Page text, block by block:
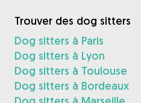
Trouver des dog sitters
Dog sitters à Paris
Dog sitters à Lyon
Dog sitters à Toulouse
Dog sitters à Bordeaux